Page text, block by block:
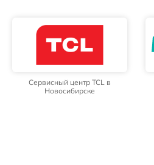
Сервисный центр TCL в
Новосибирске